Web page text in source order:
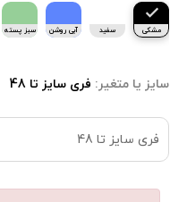
مشکی سفید آبی روشن
سبز پسته
سایز یا متغیر: فری سایز تا 48
فری سایز تا 48